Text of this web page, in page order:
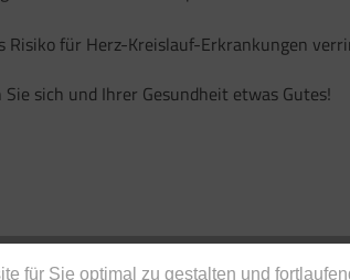
für Sie optimal zu gestalten und
für Herz-Kreislauf-Erkrankungen
sich und Ihrer Gesundheit etwas Gutes!